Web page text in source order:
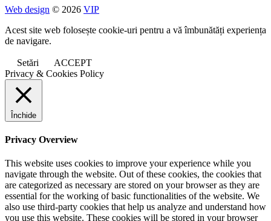
Web design © 2026 VIP
Acest site web folosește cookie-uri pentru a vă îmbunătăți experiența
de navigare.
Setări
ACCEPT
Privacy & Cookies Policy
Închide
Privacy Overview
This website uses cookies to improve your experience while you
navigate through the website. Out of these cookies, the cookies that
are categorized as necessary are stored on your browser as they are
essential for the working of basic functionalities of the website. We
also use third-party cookies that help us analyze and understand how
you use this website. These cookies will be stored in your browser